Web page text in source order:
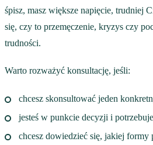
śpisz, masz większe napięcie, trudniej
się, czy to przemęczenie, kryzys czy
trudności.
Warto rozważyć konsultację, jeśli:
chcesz skonsultować jeden
jesteś w punkcie decyzji i
chcesz dowiedzieć się, jakiej formy